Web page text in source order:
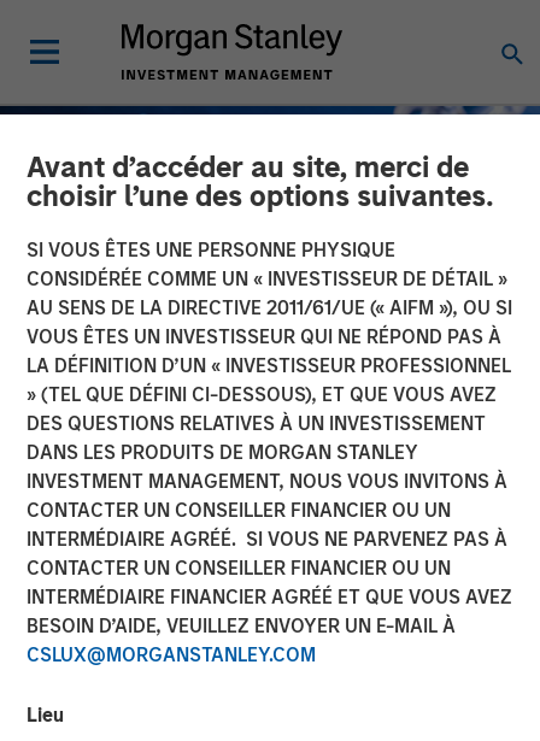
Avant d’accéder au site, merci de
choisir l’une des options suivantes.
SI VOUS ÊTES UNE PERSONNE PHYSIQUE
CONSIDÉRÉE COMME UN « INVESTISSEUR DE DÉTAIL »
AU SENS DE LA DIRECTIVE 2011/61/UE (« AIFM »), OU SI
VOUS ÊTES UN INVESTISSEUR QUI NE RÉPOND PAS À
LA DÉFINITION D’UN « INVESTISSEUR PROFESSIONNEL
» (TEL QUE DÉFINI CI-DESSOUS), ET QUE VOUS AVEZ
DES QUESTIONS RELATIVES À UN INVESTISSEMENT
DANS LES PRODUITS DE MORGAN STANLEY
INVESTMENT MANAGEMENT, NOUS VOUS INVITONS À
CONTACTER UN CONSEILLER FINANCIER OU UN
INTERMÉDIAIRE AGRÉÉ. SI VOUS NE PARVENEZ PAS À
CONTACTER UN CONSEILLER FINANCIER OU UN
INTERMÉDIAIRE FINANCIER AGRÉÉ ET QUE VOUS AVEZ
BESOIN D’AIDE, VEUILLEZ ENVOYER UN E-MAIL À
CSLUX@MORGANSTANLEY.COM
Lieu
GLOBAL FIXED INCOME BULLETIN INSIGHTS
Un reset post-fêtes
22 JANVIER 2026
centrales ayant renforcé la perspective de politiques